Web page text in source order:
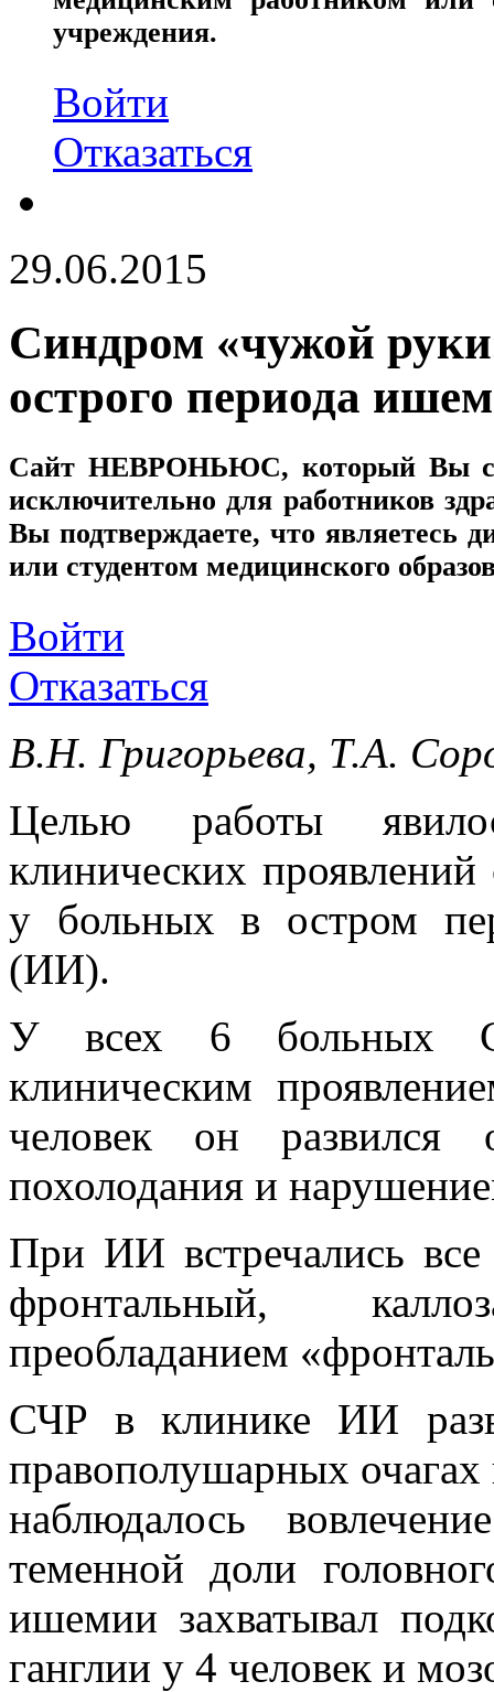
учреждения.
Войти
Отказаться
29.06.2015
Синдром «чужой
острого периода
Сайт НЕВРОНЬЮС, который Вы
исключительно для работников
Вы подтверждаете, что являетесь
или студентом медицинского
Войти
Отказаться
В.Н. Григорьева, Т.А.
Целью работы
клинических
у больных в остром
(ИИ).
У всех 6 больных
клиническим
человек он развился
похолодания и
При ИИ встречались
фронтальный,
преобладанием
СЧР в клинике ИИ
правополушарных
наблюдалось
теменной доли
ишемии захватывал
ганглии у 4 человек и